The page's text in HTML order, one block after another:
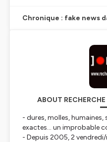
Chronique : fake news
ABOUT
- dures, molles, humaines,
exactes... un improbable
- Depuis 2005, 2